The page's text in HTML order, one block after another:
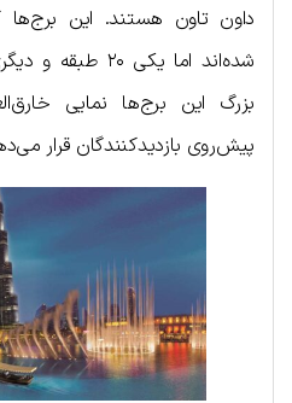
داون تاون هستند. این
بزرگ این برج‌ها نمایی
پیش‌روی بازدیدکنندگان قرار